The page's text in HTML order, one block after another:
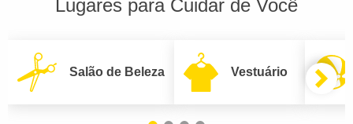
Lugares para Cuidar de Você
Salão de Beleza Vestuário